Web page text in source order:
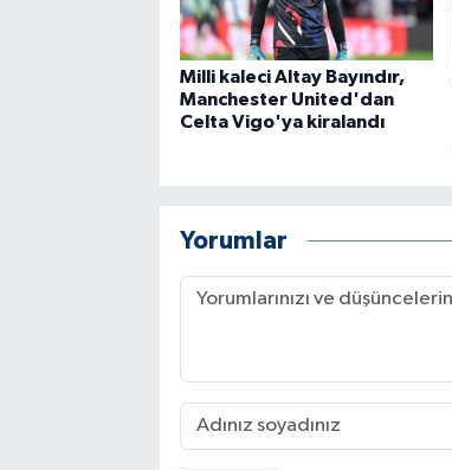
Milli kaleci Altay Bayındır,
Manchester United'dan
Celta Vigo'ya kiralandı
Yorumlar